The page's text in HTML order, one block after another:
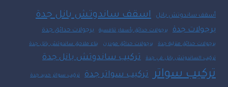
أسقف ساندوتش بانل اسقف ساندوتش بانل جدة
برجولات جدة برجولات حدائق بأسعار تنافسية برجولات حدائق جدة
برجولات حدائق منزلية جدة برجولات حدائق مودرن بناء ملاحق ساندوتش بانل جدة
تركيب الساندوتش بانل في جدة تركيب ساندوتش بانل جدة
تركيب سواتر تركيب سواتر جدة تركيب سواتر حديد جدة